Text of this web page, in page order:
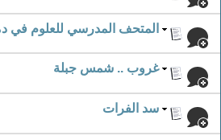
المتحف المدرسي للعلوم في
غروب .. شمس جبلة
سد الفرات